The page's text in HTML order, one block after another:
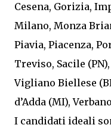
Cesena, Gorizia,
Milano, Monza
Piavia, Piacenza,
Treviso, Sacile
Vigliano Biellese
d’Adda (MI),
I candidati ideali